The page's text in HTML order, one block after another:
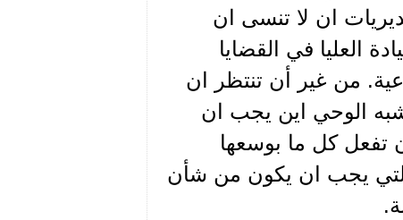
ان لا تنسى ان
العليا في القضايا
من غير أن تنتظر ان
الوحي اين يجب ان
تفعل كل ما بوسعها
التي يجب ان يكون من شأن